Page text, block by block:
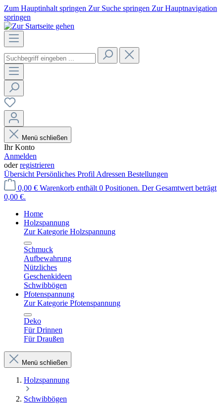
Zum Hauptinhalt springen Zur Suche springen Zur Hauptnavigation
springen
Menü schließen
Ihr Konto
Anmelden
oderregistrieren
Übersicht Persönliches Profil Adressen Bestellungen
0,00 € Warenkorb enthält 0 Positionen. Der Gesamtwert beträgt
0,00 €.
Home
Holzspannung
Zur Kategorie Holzspannung
Schmuck
Aufbewahrung
Nützliches
Geschenkideen
Schwibbögen
Pfotenspannung
Zur Kategorie Pfotenspannung
Deko
Für Drinnen
Für Draußen
Menü schließen
Holzspannung
Schwibbögen